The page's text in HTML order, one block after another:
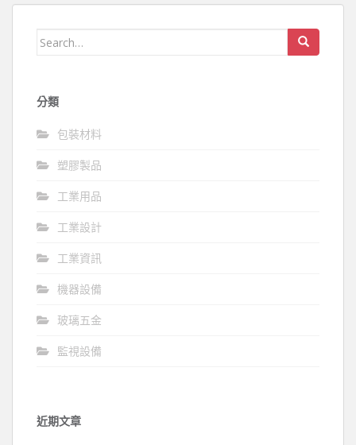
Search
分類
包裝材料
塑膠製品
工業用品
工業設計
工業資訊
機器設備
玻璃五金
監視設備
近期文章